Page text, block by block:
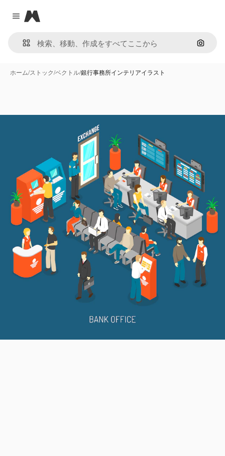
Close menu
Magnific
画像で
ホーム/ストック/ベクトル/銀行事務所インテリアイラスト